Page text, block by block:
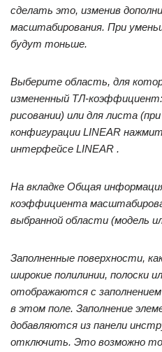
сделать это, изменив
масштабирования. При
будут тоньше.
Выберите область, для
измененный ТЛ-
рисовании) или для листа
конфигурации LINEAR
интерфейсе LINEAR .
На вкладке Общая
коэффициента
выбранной области (модель
Заполненные поверхности,
широкие полилинии, полоски
отображаются с
в этом поле. Заполнение
добавляются из панели
отключить. Это возможно